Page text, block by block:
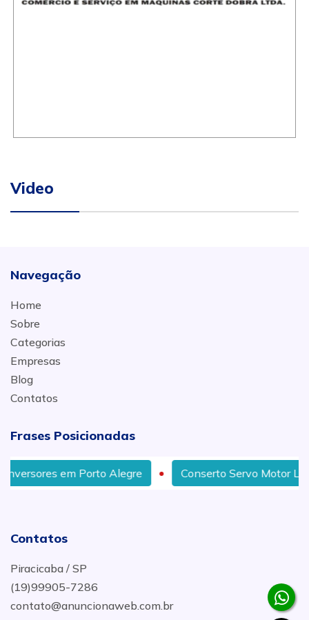
Video
Navegação
Home
Sobre
Categorias
Empresas
Blog
Contatos
Frases Posicionadas
Alegre Conserto Servo Motor Lafert em
Contatos
Piracicaba / SP
(19)99905-7286
contato@anuncionaweb.com.br